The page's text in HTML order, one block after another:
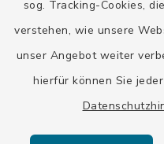
sog. Tracking-Cookies,
verstehen, wie unsere
unser Angebot weiter
hierfür können Sie